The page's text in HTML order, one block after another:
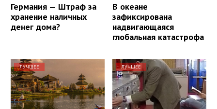
Германия — Штраф за
хранение наличных
денег дома?
В океане
зафиксирована
надвигающаяся
глобальная катастрофа
ЛУЧШЕЕ ЛУЧШЕЕ